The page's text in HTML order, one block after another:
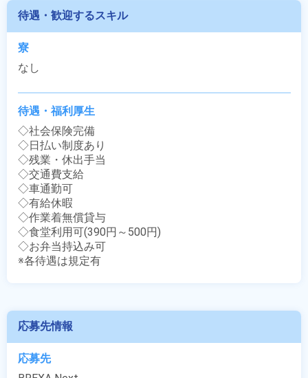
待遇・歓迎するスキル
寮
なし
待遇・福利厚生
◇社会保険完備
◇日払い制度あり
◇残業・休出手当
◇交通費支給
◇車通勤可
◇有給休暇
◇作業着無償貸与
◇食堂利用可(390円～500円)
◇お弁当持込み可
※各待遇は規定有
応募先情報
応募先